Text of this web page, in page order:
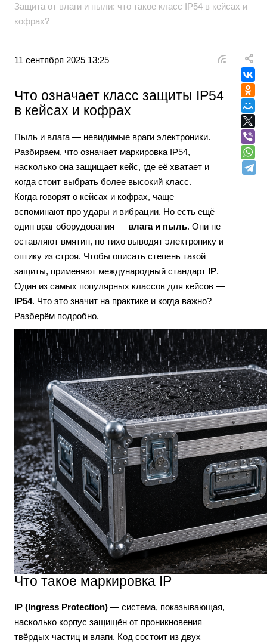
Защита от влаги и пыли: что такое класс IP54 в кейсах и
кофрах?
11 сентября 2025 13:25
Что означает класс защиты IP54
в кейсах и кофрах
Пыль и влага — невидимые враги электроники.
Разбираем, что означает маркировка IP54,
насколько она защищает кейс, где её хватает и
когда стоит выбрать более высокий класс.
Когда говорят о кейсах и кофрах, чаще
вспоминают про удары и вибрации. Но есть ещё
один враг оборудования — влага и пыль. Они не
оставляют вмятин, но тихо выводят электронику и
оптику из строя. Чтобы описать степень такой
защиты, применяют международный стандарт IP.
Один из самых популярных классов для кейсов —
IP54. Что это значит на практике и когда важно?
Разберём подробно.
Что такое маркировка IP
IP (Ingress Protection) — система, показывающая,
насколько корпус защищён от проникновения
твёрдых частиц и влаги. Код состоит из двух